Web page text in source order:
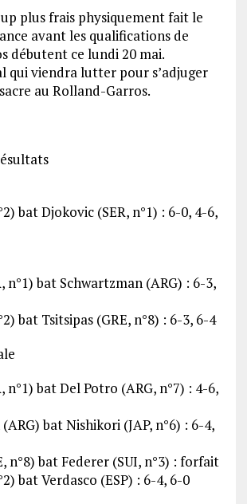
plus frais physiquement fait le
avant les qualifications de
débutent ce lundi 20 mai.
qui viendra lutter pour s’adjuger
au Rolland-Garros.
bat Djokovic (SER, n°1) : 6-0, 4-6,
n°1) bat Schwartzman (ARG) : 6-3,
bat Tsitsipas (GRE, n°8) : 6-3, 6-4
n°1) bat Del Potro (ARG, n°7) : 4-6,
bat Nishikori (JAP, n°6) : 6-4,
n°8) bat Federer (SUI, n°3) : forfait
bat Verdasco (ESP) : 6-4, 6-0